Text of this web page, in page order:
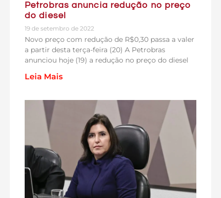
Petrobras anuncia redução no preço
do diesel
19 de setembro de 2022
Novo preço com redução de R$0,30 passa a valer
a partir desta terça-feira (20) A Petrobras
anunciou hoje (19) a redução no preço do diesel
Leia Mais